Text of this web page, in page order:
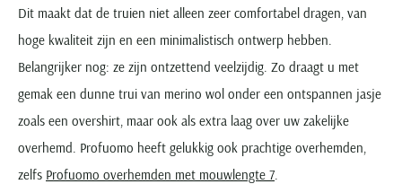
Dit maakt dat de truien niet alleen zeer comfortabel dragen, van
hoge kwaliteit zijn en een minimalistisch ontwerp hebben.
Belangrijker nog: ze zijn ontzettend veelzijdig. Zo draagt u met
gemak een dunne trui van merino wol onder een ontspannen jasje
zoals een overshirt, maar ook als extra laag over uw zakelijke
overhemd. Profuomo heeft gelukkig ook prachtige overhemden,
zelfs Profuomo overhemden met mouwlengte 7